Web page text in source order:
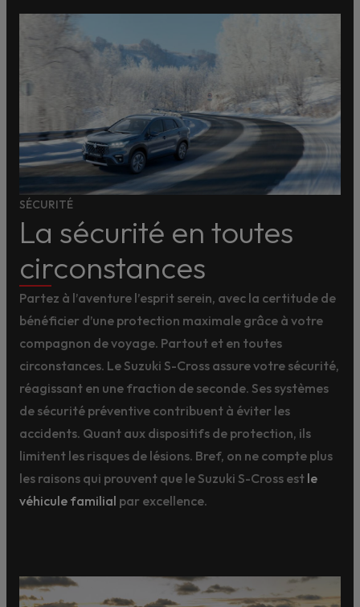
SÉCURITÉ
La sécurité en toutes
circonstances
Partez à l’aventure l’esprit serein, avec la certitude de
bénéficier d’une protection maximale grâce à votre
compagnon de voyage. Partout et en toutes
circonstances. Le Suzuki S-Cross assure votre sécurité,
réagissant en une fraction de seconde. Ses systèmes
de sécurité préventive contribuent à éviter les
accidents. Quant aux dispositifs de protection, ils
limitent les risques de lésions. Bref, on ne compte plus
les raisons qui prouvent que le Suzuki S-Cross est le
véhicule familial par excellence.